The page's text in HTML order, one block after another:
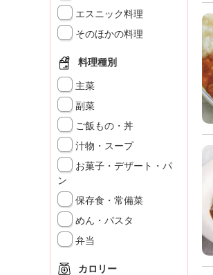
エスニック料理
そのほかの料理
料理種別
主菜
副菜
ご飯もの・丼
汁物・スープ
お菓子・デザート・パ
ン
保存食・常備菜
めん・パスタ
弁当
カロリー